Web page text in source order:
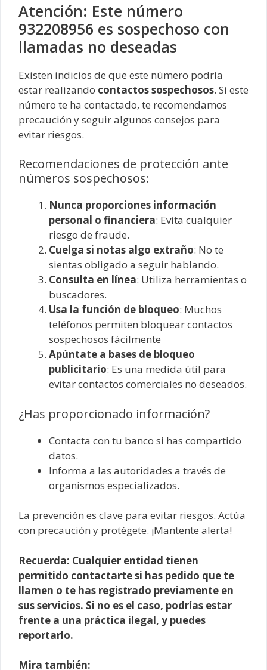
Atención: Este número
932208956 es sospechoso con
llamadas no deseadas
Existen indicios de que este número podría
estar realizando contactos sospechosos. Si este
número te ha contactado, te recomendamos
precaución y seguir algunos consejos para
evitar riesgos.
Recomendaciones de protección ante
números sospechosos:
Nunca proporciones información
personal o financiera: Evita cualquier
riesgo de fraude.
Cuelga si notas algo extraño: No te
sientas obligado a seguir hablando.
Consulta en línea: Utiliza herramientas o
buscadores.
Usa la función de bloqueo: Muchos
teléfonos permiten bloquear contactos
sospechosos fácilmente
Apúntate a bases de bloqueo
publicitario: Es una medida útil para
evitar contactos comerciales no deseados.
¿Has proporcionado información?
Contacta con tu banco si has compartido
datos.
Informa a las autoridades a través de
organismos especializados.
La prevención es clave para evitar riesgos. Actúa
con precaución y protégete. ¡Mantente alerta!
Recuerda: Cualquier entidad tienen
permitido contactarte si has pedido que te
llamen o te has registrado previamente en
sus servicios. Si no es el caso, podrías estar
frente a una práctica ilegal, y puedes
reportarlo.
Mira también: